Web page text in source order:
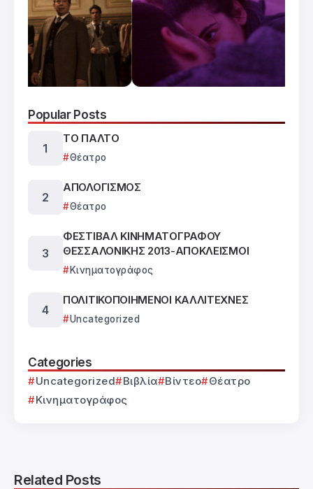
Popular Posts
ΤΟ ΠΑΛΤΟ
Θέατρο
ΑΠΟΛΟΓΙΣΜΟΣ
Θέατρο
ΦΕΣΤΙΒΑΛ ΚΙΝΗΜΑΤΟΓΡΑΦΟΥ
ΘΕΣΣΑΛΟΝΙΚΗΣ 2013-ΑΠΟΚΛΕΙΣΜΟΙ
Κινηματογράφος
ΠΟΛΙΤΙΚΟΠΟΙΗΜΕΝΟΙ ΚΑΛΛΙΤΕΧΝΕΣ
Uncategorized
Categories
Uncategorized Βιβλία Βίντεο
Θέατρο
Κινηματογράφος
Related Posts